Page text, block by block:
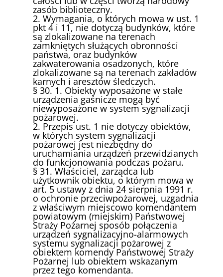
zasób biblioteczny.
2. Wymagania, o których mowa w ust. 1
pkt 4 i 11, nie dotyczą budynków, które
są zlokalizowane na terenach
zamkniętych służących obronności
państwa, oraz budynków
zakwaterowania osadzonych, które
zlokalizowane są na terenach zakładów
karnych i aresztów śledczych.
§ 30. 1. Obiekty wyposażone w stałe
urządzenia gaśnicze mogą być
niewyposażone w system sygnalizacji
pożarowej.
2. Przepis ust. 1 nie dotyczy obiektów,
w których system sygnalizacji
pożarowej jest niezbędny do
uruchamiania urządzeń przewidzianych
do funkcjonowania podczas pożaru.
§ 31. Właściciel, zarządca lub
użytkownik obiektu, o którym mowa w
art. 5 ustawy z dnia 24 sierpnia 1991 r.
o ochronie przeciwpożarowej, uzgadnia
z właściwym miejscowo komendantem
powiatowym (miejskim) Państwowej
Straży Pożarnej sposób połączenia
urządzeń sygnalizacyjno-alarmowych
systemu sygnalizacji pożarowej z
obiektem komendy Państwowej Straży
Pożarnej lub obiektem wskazanym
przez tego komendanta.